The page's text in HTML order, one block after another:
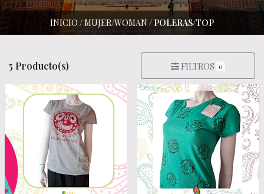
INICIO /MUJER/WOMAN/ POLERAS/TOP
5 Producto(s) FILTROS 0